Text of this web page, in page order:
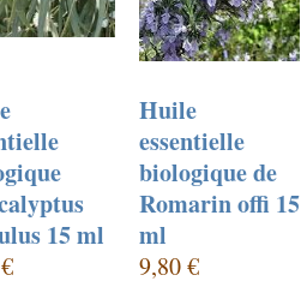
15 ml
Huile
essentielle
biologique de
Romarin offi 15
ml
9,80 €